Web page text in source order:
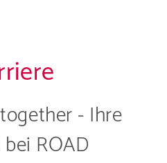
- Ihre
ROAD